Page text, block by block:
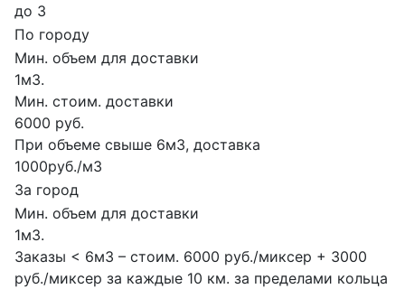
до 3
По городу
Мин. объем для доставки
1м3.
Мин. стоим. доставки
6000 руб.
При объеме свыше 6м3, доставка
1000руб./м3
За город
Мин. объем для доставки
1м3.
Заказы < 6м3 – стоим. 6000 руб./миксер + 3000
руб./миксер за каждые 10 км. за пределами кольца